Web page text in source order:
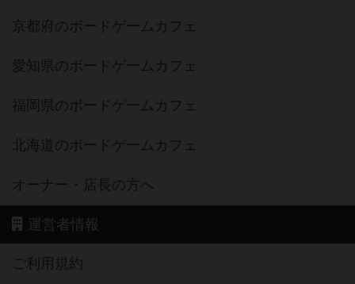
京都府のボードゲームカフェ
愛知県のボードゲームカフェ
福岡県のボードゲームカフェ
北海道のボードゲームカフェ
オーナー・店長の方へ
運営者情報
ご利用規約